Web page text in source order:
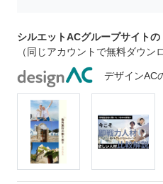
シルエットACグループサイト
（同じアカウントで無料ダウン
デザインAC